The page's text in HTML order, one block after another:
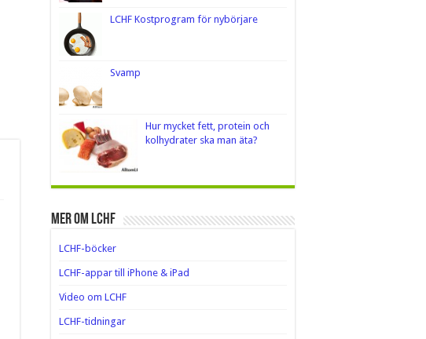
LCHF Kostprogram för nybörjare
Svamp
Hur mycket fett, protein och
kolhydrater ska man äta?
Mer om LCHF
LCHF-böcker
LCHF-appar till iPhone & iPad
Video om LCHF
LCHF-tidningar